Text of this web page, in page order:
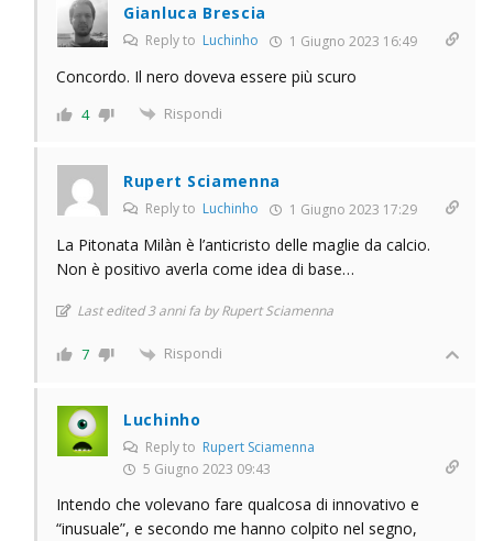
Gianluca Brescia
Reply to Luchinho 1 Giugno 2023 16:49
Concordo. Il nero doveva essere più scuro
4 Rispondi
Rupert Sciamenna
Reply to Luchinho 1 Giugno 2023 17:29
La Pitonata Milàn è l’anticristo delle maglie da calcio.
Non è positivo averla come idea di base…
Last edited 3 anni fa by Rupert Sciamenna
7 Rispondi
Luchinho
Reply to Rupert Sciamenna
5 Giugno 2023 09:43
Intendo che volevano fare qualcosa di innovativo e
“inusuale”, e secondo me hanno colpito nel segno,